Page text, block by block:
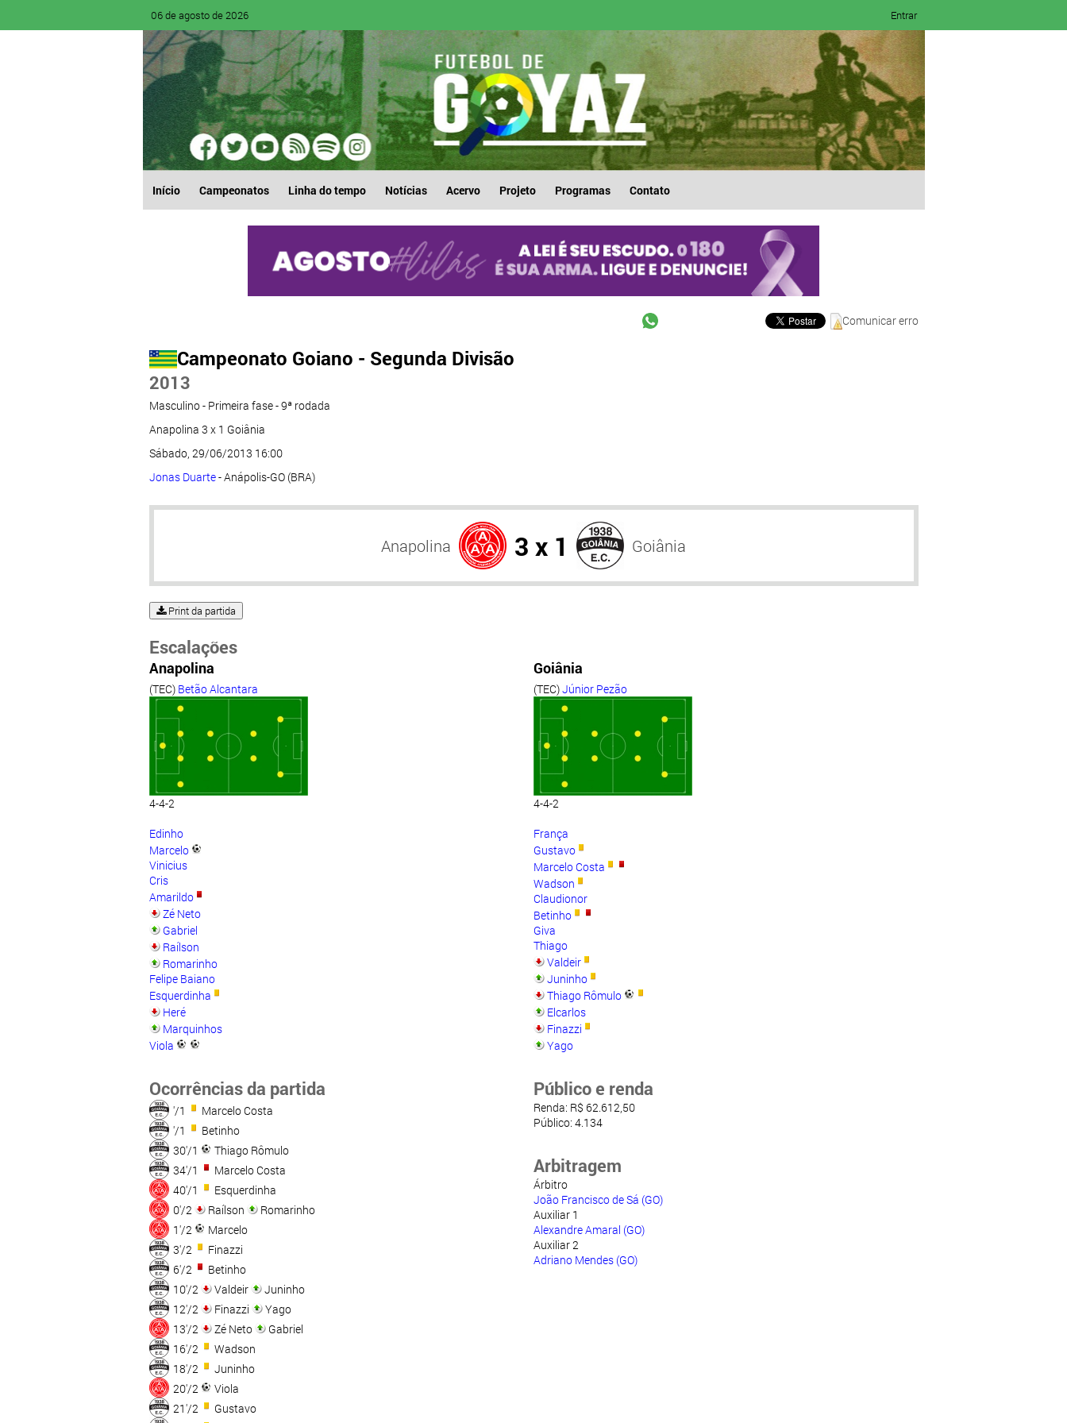
06 de agosto de 2026 Entrar
Início Campeonatos Linha do tempo Notícias Acervo Projeto Programas Contato
Comunicar erro
Campeonato Goiano - Segunda Divisão
2013
Masculino - Primeira fase - 9ª rodada
Anapolina 3 x 1 Goiânia
Sábado, 29/06/2013 16:00
Jonas Duarte- Anápolis-GO (BRA)
Anapolina 3 x 1 Goiânia
Print da partida
Escalações
Anapolina
(TEC) Betão Alcantara
4-4-2
Edinho
Marcelo
Vinicius
Cris
Amarildo
Zé Neto
Gabriel
Raílson
Romarinho
Felipe Baiano
Esquerdinha
Heré
Marquinhos
Viola
Goiânia
(TEC)Júnior Pezão
4-4-2
França
Gustavo
Marcelo Costa
Wadson
Claudionor
Betinho
Giva
Thiago
Valdeir
Juninho
Thiago Rômulo
Elcarlos
Finazzi
Yago
Ocorrências da partida
'/1
Marcelo Costa
'/1
Betinho
30'/1
Thiago Rômulo
34'/1
Marcelo Costa
40'/1
Esquerdinha
0'/2
Raílson
Romarinho
1'/2
Marcelo
3'/2
Finazzi
6'/2
Betinho
10'/2
Valdeir
Juninho
12'/2
Finazzi
Yago
13'/2
Zé Neto
Gabriel
16'/2
Wadson
18'/2
Juninho
20'/2
Viola
21'/2
Gustavo
Público e renda
Renda: R$ 62.612,50
Público: 4.134
Arbitragem
Árbitro
João Francisco de Sá (GO)
Auxiliar 1
Alexandre Amaral (GO)
Auxiliar 2
Adriano Mendes (GO)